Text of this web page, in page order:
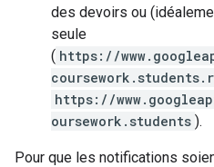
des devoirs ou
seule
( https://
https://
oursework.students ).
Pour que les notifications